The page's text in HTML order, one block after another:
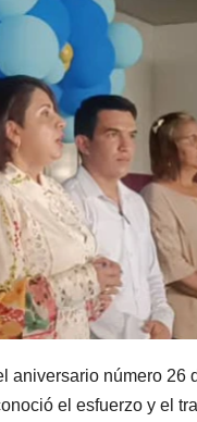
aniversario número 26
el esfuerzo y el